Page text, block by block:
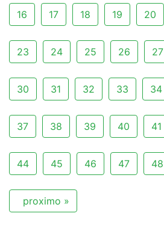
16 17 18 19 20
23 24 25 26 27
30 31 32 33 34
37 38 39 40 41
44 45 46 47 48
proximo »